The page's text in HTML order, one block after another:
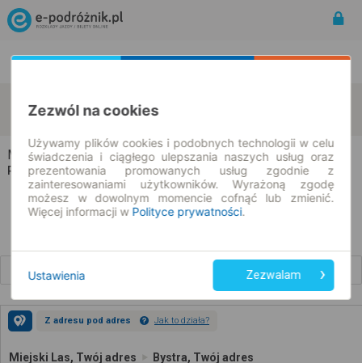
11.08.2026 | -- : --
Miejski Las → Bystra
Rozkład jazdy i bilety
Z adresu pod adres Jak to działa?
Miejski Las, Twój adres Bystra, Twój adres
Zezwól na cookies
Używamy plików cookies i podobnych technologii w celu
świadczenia i ciągłego ulepszania naszych usług oraz
prezentowania promowanych usług zgodnie z
zainteresowaniami użytkowników. Wyrażoną zgodę
możesz w dowolnym momencie cofnąć lub zmienić.
Więcej informacji w Polityce prywatności.
Ustawienia Zezwalam